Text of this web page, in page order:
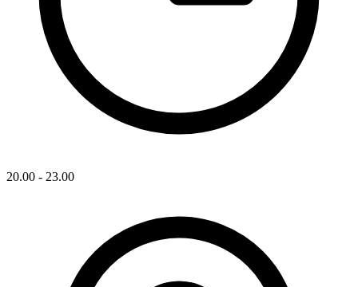
20.00 - 23.00